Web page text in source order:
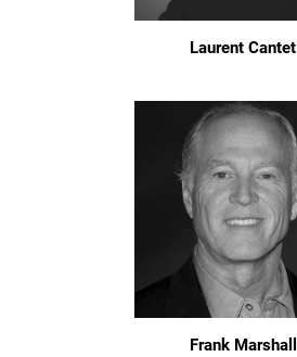
Laurent Cantet
Frank Marshall